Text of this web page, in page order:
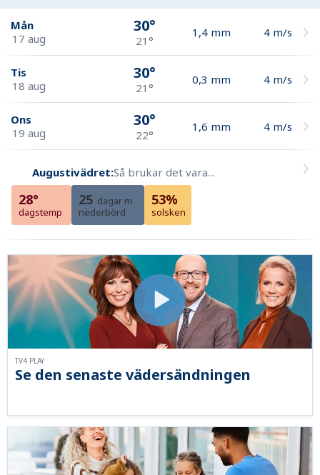
Mån
17 aug
30°
21°
1,4 mm 4 m/s
Tis
18 aug
30°
21°
0,3 mm 4 m/s
Ons
19 aug
30°
22°
1,6 mm 4 m/s
Augustivädret:Så brukar det vara...
28°
dagstemp
25 dagar m.
nederbörd
53%
solsken
Se den senaste vädersändningen
TV4 PLAY